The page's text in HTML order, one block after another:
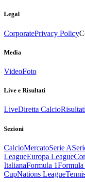
Legal
CorporatePrivacy Policy
Media
VideoFoto
Live e Risultati
LiveDiretta Calcio
Sezioni
CalcioMercatoSerie A
LeagueEuropa League
ItalianaFormula 1Formula
CupNations League